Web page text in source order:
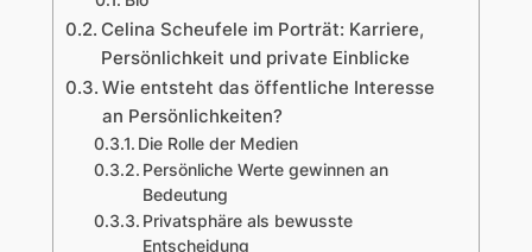
Celina Scheufele im Porträt: Karriere,
Persönlichkeit und private Einblicke
Wie entsteht das öffentliche Interesse
an Persönlichkeiten?
Die Rolle der Medien
Persönliche Werte gewinnen an
Bedeutung
Privatsphäre als bewusste
Entscheidung